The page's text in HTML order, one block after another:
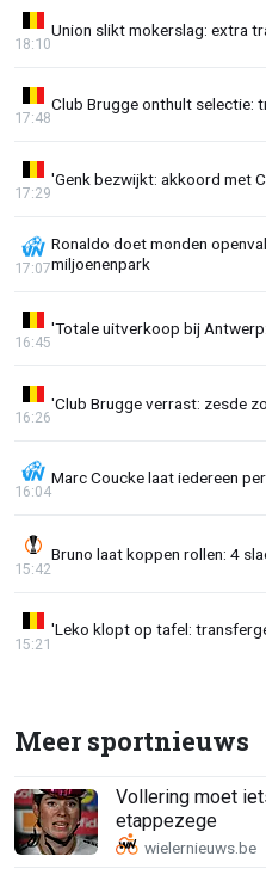
Union slikt mokerslag: extra
18:10
Club Brugge onthult selectie:
17:48
'Genk bezwijkt: akkoord met
17:29
Ronaldo doet monden
miljoenenpark
17:07
'Totale uitverkoop bij
16:45
'Club Brugge verrast: zesde
16:26
Marc Coucke laat iedereen
16:04
Bruno laat koppen rollen: 4
15:42
'Leko klopt op tafel:
15:21
Meer sportnieuws
Vollering moet
etappezege